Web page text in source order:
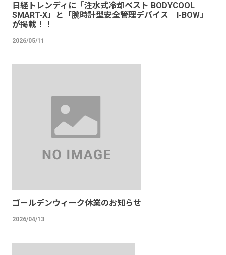
日経トレンディに「注水式冷却ベスト BODYCOOL
SMART-X」と「腕時計型安全管理デバイス I-BOW」
が掲載！！
2026/05/11
ゴールデンウィーク休業のお知らせ
2026/04/13